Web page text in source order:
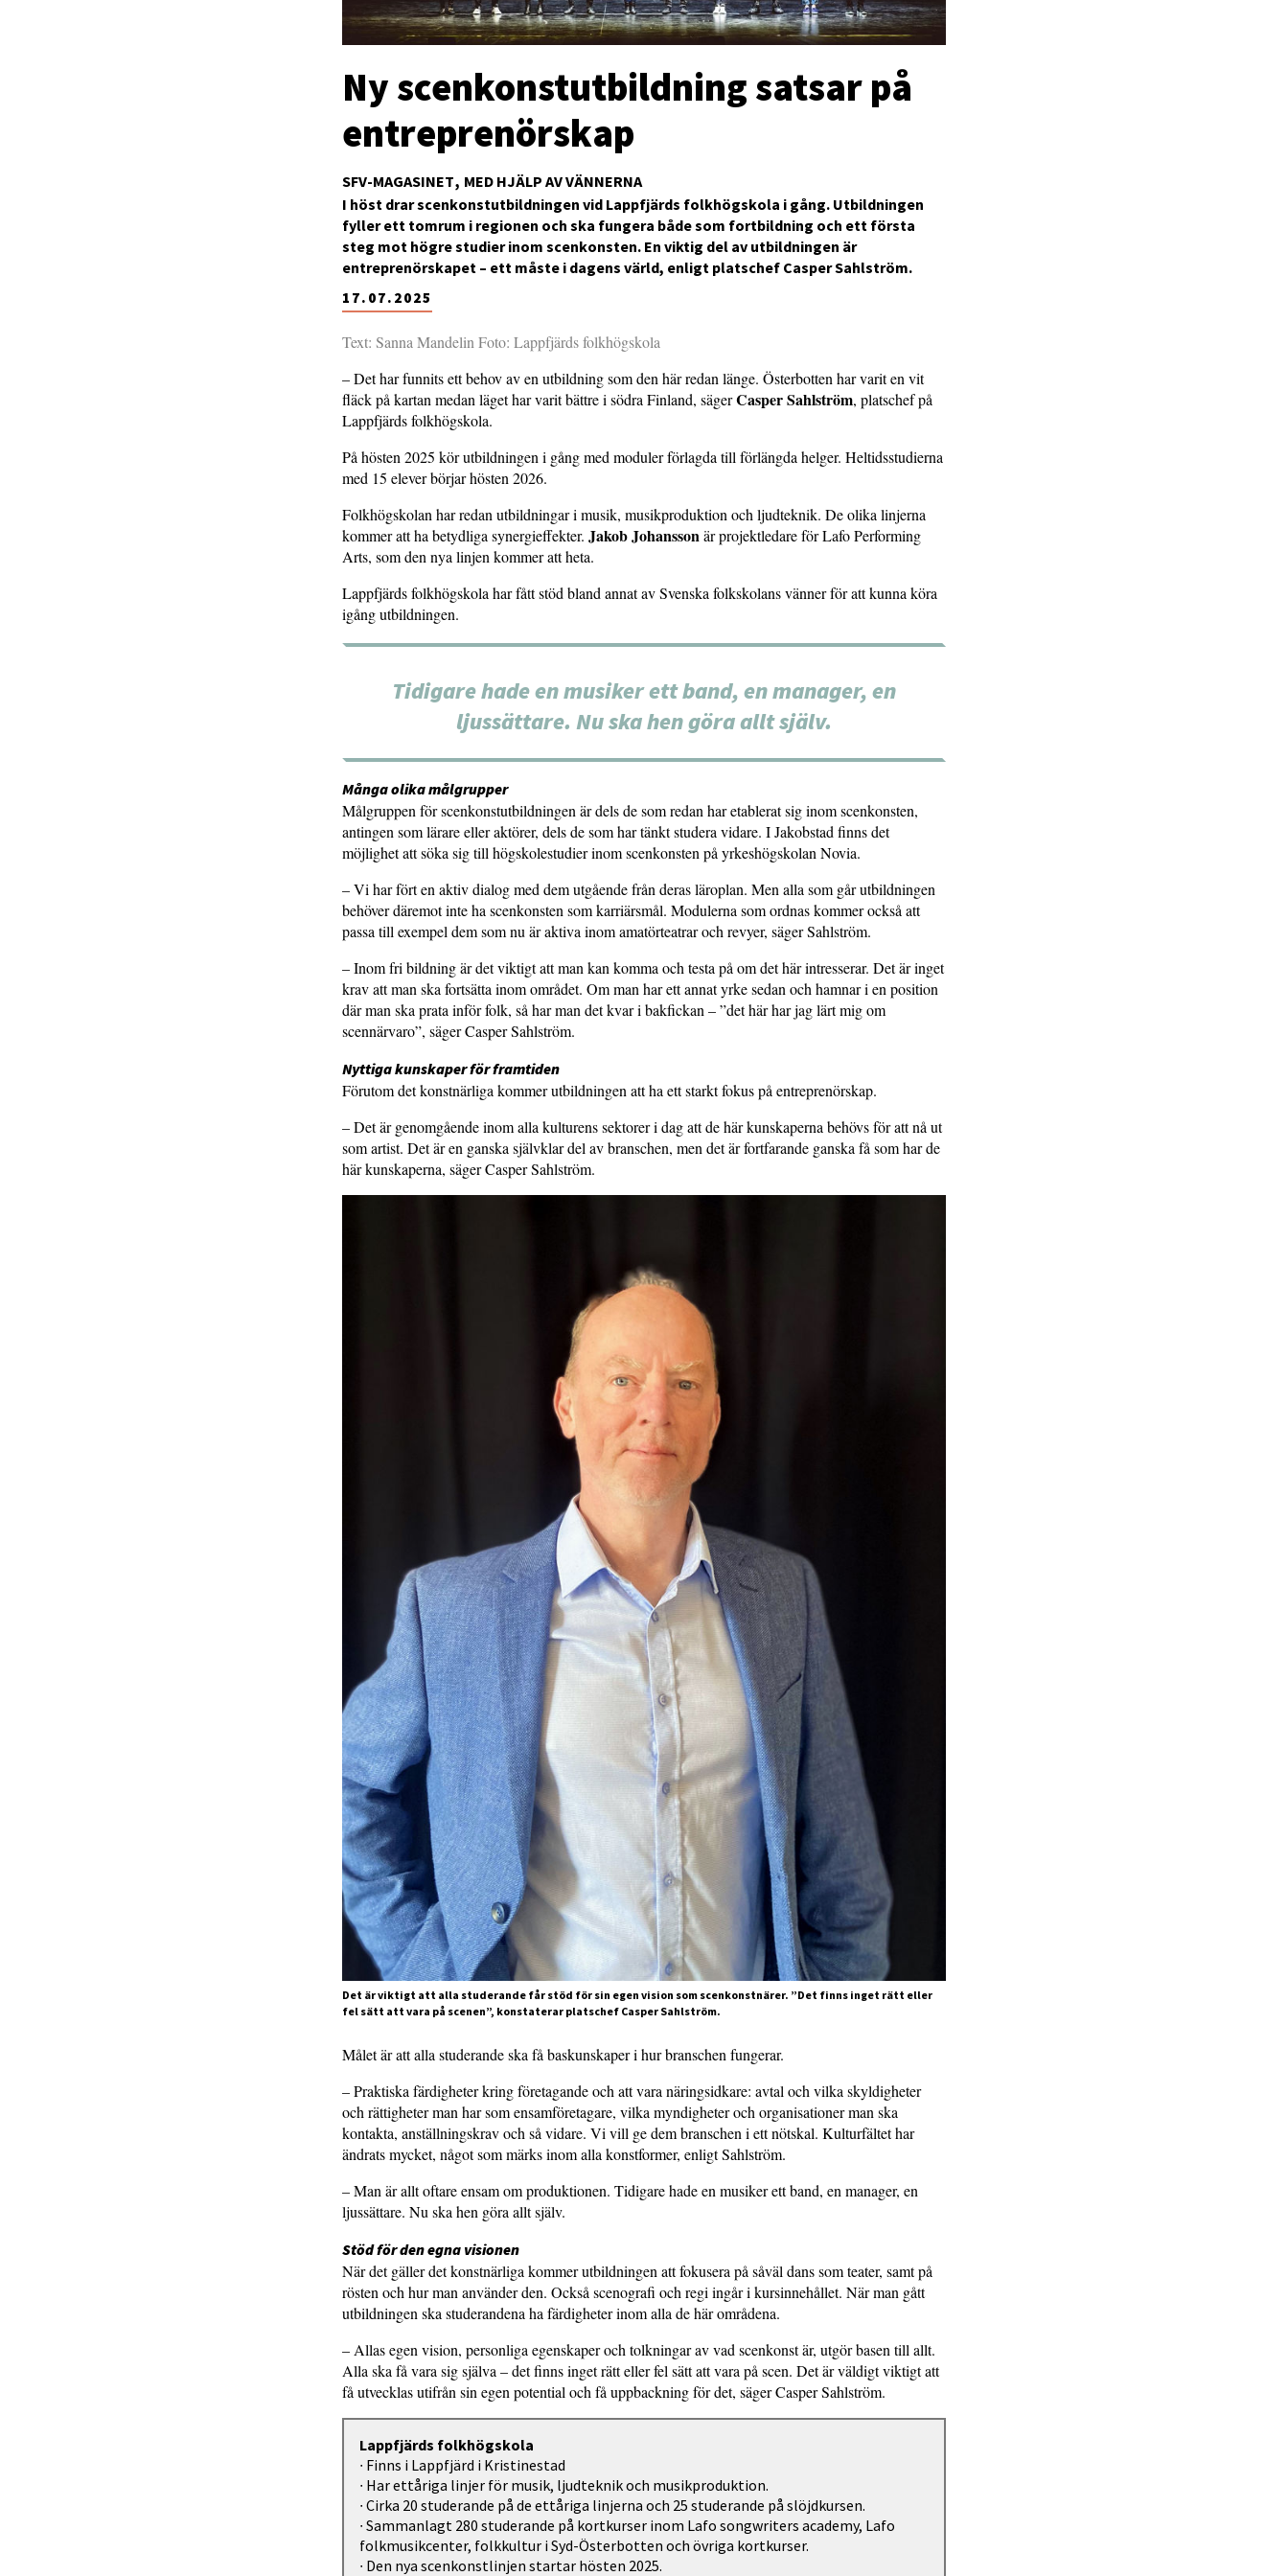
SFV-MAGASINET MED HJÄLP AV VÄNNERNA
Ny scenkonstutbildning satsar på
entreprenörskap
17.07.2025
I höst drar scenkonstutbildningen vid Lappfjärds folkhögskola i gång. Utbildningen
fyller ett tomrum i regionen och ska fungera både som fortbildning och ett första
steg mot högre studier inom scenkonsten. En viktig del av utbildningen är
entreprenörskapet – ett måste i dagens värld, enligt platschef Casper Sahlström.
Text: Sanna Mandelin Foto: Lappfjärds folkhögskola
– Det har funnits ett behov av en utbildning som den här redan länge. Österbotten har varit en vit
fläck på kartan medan läget har varit bättre i södra Finland, sägerCasper Sahlström, platschef på
Lappfjärds folkhögskola.
På hösten 2025 kör utbildningen i gång med moduler förlagda till förlängda helger. Heltidsstudierna
med 15 elever börjar hösten 2026.
Folkhögskolan har redan utbildningar i musik, musikproduktion och ljudteknik. De olika linjerna
kommer att ha betydliga synergieffekter. Jakob Johanssonär projektledare för Lafo Performing
Arts, som den nya linjen kommer att heta.
Lappfjärds folkhögskola har fått stöd bland annat av Svenska folkskolans vänner för att kunna köra
igång utbildningen.
Tidigare hade en musiker ett band, en manager, en
ljussättare. Nu ska hen göra allt själv.
Många olika målgrupper
Målgruppen för scenkonstutbildningen är dels de som redan har etablerat sig inom scenkonsten,
antingen som lärare eller aktörer, dels de som har tänkt studera vidare. I Jakobstad finns det
möjlighet att söka sig till högskolestudier inom scenkonsten på yrkeshögskolan Novia.
– Vi har fört en aktiv dialog med dem utgående från deras läroplan. Men alla som går utbildningen
behöver däremot inte ha scenkonsten som karriärsmål. Modulerna som ordnas kommer också att
passa till exempel dem som nu är aktiva inom amatörteatrar och revyer, säger Sahlström.
– Inom fri bildning är det viktigt att man kan komma och testa på om det här intresserar. Det är inget
krav att man ska fortsätta inom området. Om man har ett annat yrke sedan och hamnar i en position
där man ska prata inför folk, så har man det kvar i bakfickan – ”det här har jag lärt mig om
scennärvaro”, säger Casper Sahlström.
Nyttiga kunskaper för framtiden
Förutom det konstnärliga kommer utbildningen att ha ett starkt fokus på entreprenörskap.
– Det är genomgående inom alla kulturens sektorer i dag att de här kunskaperna behövs för att nå ut
som artist. Det är en ganska självklar del av branschen, men det är fortfarande ganska få som har de
här kunskaperna, säger Casper Sahlström.
Det är viktigt att alla studerande får stöd för sin egen vision som scenkonstnärer. ”Det finns inget rätt eller
fel sätt att vara på scenen”, konstaterar platschef Casper Sahlström.
Målet är att alla studerande ska få baskunskaper i hur branschen fungerar.
– Praktiska färdigheter kring företagande och att vara näringsidkare: avtal och vilka skyldigheter
och rättigheter man har som ensamföretagare, vilka myndigheter och organisationer man ska
kontakta, anställningskrav och så vidare. Vi vill ge dem branschen i ett nötskal. Kulturfältet har
ändrats mycket, något som märks inom alla konstformer, enligt Sahlström.
– Man är allt oftare ensam om produktionen. Tidigare hade en musiker ett band, en manager, en
ljussättare. Nu ska hen göra allt själv.
Stöd för den egna visionen
När det gäller det konstnärliga kommer utbildningen att fokusera på såväl dans som teater, samt på
rösten och hur man använder den. Också scenografi och regi ingår i kursinnehållet. När man gått
utbildningen ska studerandena ha färdigheter inom alla de här områdena.
– Allas egen vision, personliga egenskaper och tolkningar av vad scenkonst är, utgör basen till allt.
Alla ska få vara sig själva – det finns inget rätt eller fel sätt att vara på scen. Det är väldigt viktigt att
få utvecklas utifrån sin egen potential och få uppbackning för det, säger Casper Sahlström.
Lappfjärds folkhögskola
∙ Finns i Lappfjärd i Kristinestad
∙ Har ettåriga linjer för musik, ljudteknik och musikproduktion.
∙ Cirka 20 studerande på de ettåriga linjerna och 25 studerande på slöjdkursen.
∙ Sammanlagt 280 studerande på kortkurser inom Lafo songwriters academy, Lafo
folkmusikcenter, folkkultur i Syd-Österbotten och övriga kortkurser.
∙ Den nya scenkonstlinjen startar hösten 2025.